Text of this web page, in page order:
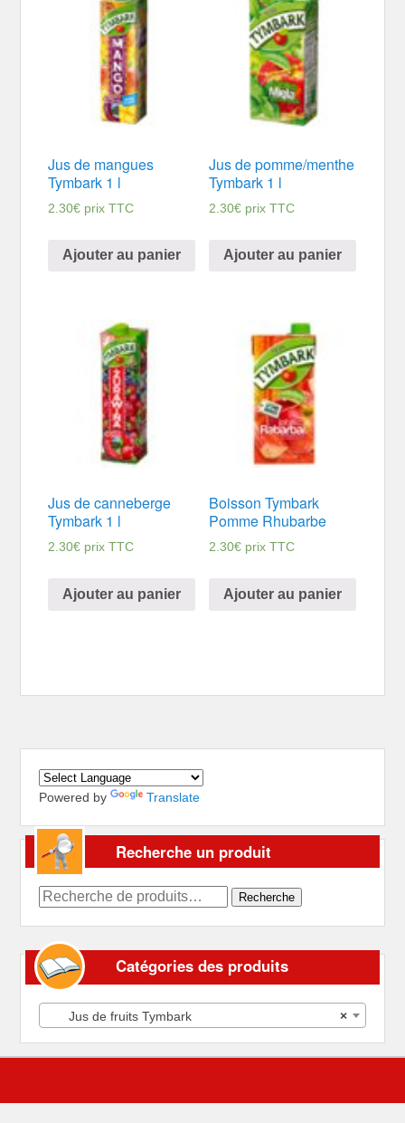
Jus de mangues
Tymbark 1 l
2.30€ prix TTC
Ajouter au panier
Jus de pomme/menthe
Tymbark 1 l
2.30€ prix TTC
Ajouter au panier
Jus de canneberge
Tymbark 1 l
2.30€ prix TTC
Ajouter au panier
Boisson Tymbark
Pomme Rhubarbe
2.30€ prix TTC
Ajouter au panier
Powered by Translate
Recherche un produit
Recherche
Recherche
Catégories des produits
×
Jus de fruits Tymbark